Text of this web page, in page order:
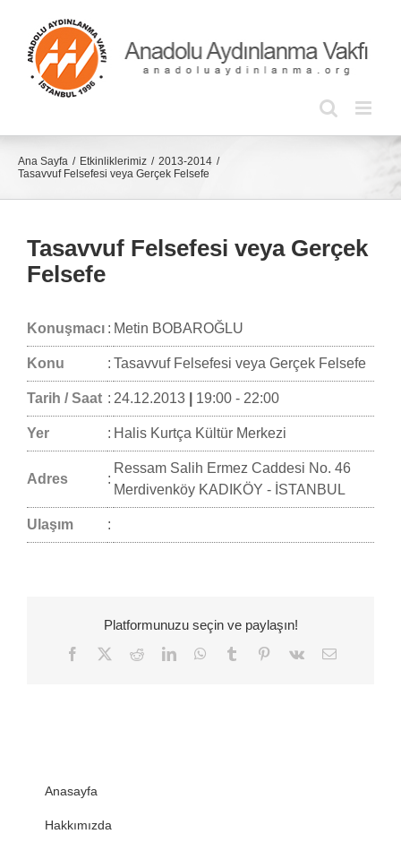
content
Ana Sayfa Etkinliklerimiz
2013-2014
Tasavvuf Felsefesi veya Gerçek Felsefe
Tasavvuf Felsefesi veya Gerçek
Felsefe
Konuşmacı : Metin BOBAROĞLU
Konu : Tasavvuf Felsefesi veya Gerçek Felsefe
Tarih / Saat : 24.12.2013 19:00 - 22:00
Yer : Halis Kurtça Kültür Merkezi
Adres :
Ressam Salih Ermez Caddesi No. 46
Merdivenköy KADIKÖY - İSTANBUL
Ulaşım :
Platformunuzu seçin ve paylaşın!
Facebook
TwitterRedditLinkedInWhatsApp
Tumblr Pinterest
Vk
E-
Anasayfa
Hakkımızda